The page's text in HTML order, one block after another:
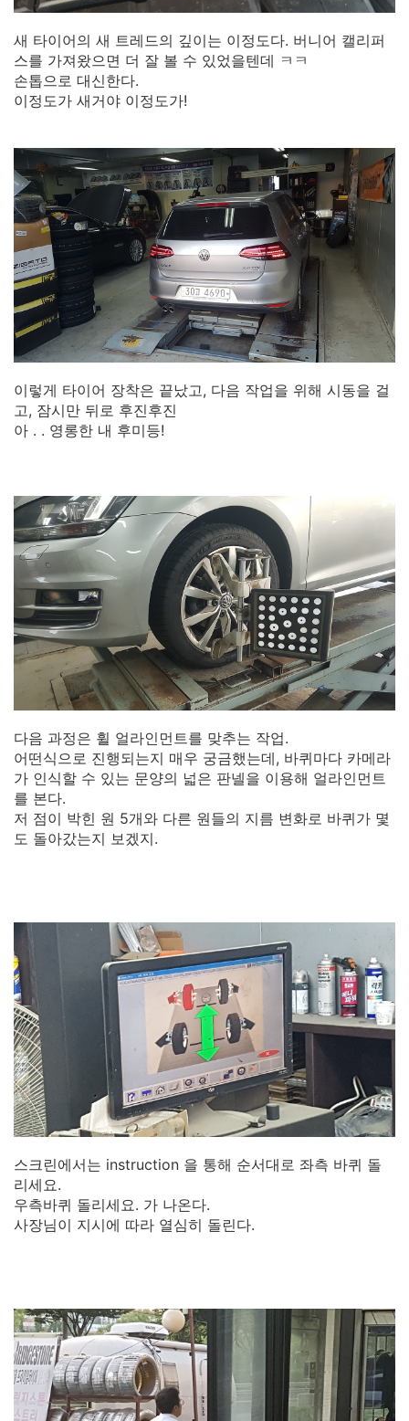
새 타이어의 새 트레드의 깊이는 이정도다. 버니어 캘리퍼
스를 가져왔으면 더 잘 볼 수 있었을텐데 ㅋㅋ
손톱으로 대신한다.
이정도가 새거야 이정도가!
이렇게 타이어 장착은 끝났고, 다음 작업을 위해 시동을 걸
고, 잠시만 뒤로 후진후진
아 . . 영롱한 내 후미등!
다음 과정은 휠 얼라인먼트를 맞추는 작업.
어떤식으로 진행되는지 매우 궁금했는데, 바퀴마다 카메라
가 인식할 수 있는 문양의 넓은 판넬을 이용해 얼라인먼트
를 본다.
저 점이 박힌 원 5개와 다른 원들의 지름 변화로 바퀴가 몇
도 돌아갔는지 보겠지.
스크린에서는 instruction 을 통해 순서대로 좌측 바퀴 돌
리세요.
우측바퀴 돌리세요. 가 나온다.
사장님이 지시에 따라 열심히 돌린다.